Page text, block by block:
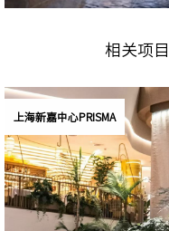
相关项目
上海新嘉中心PRISMA